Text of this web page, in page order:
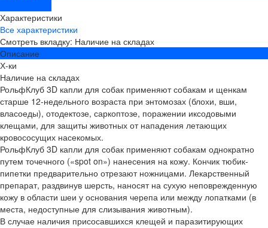
Характеристики
Все характеристики
Смотреть вкладку: Наличие на складах
Описание
Х-ки
Наличие на складах
РольфКлуб 3D капли для собак применяют собакам и щенкам
старше 12-недельного возраста при энтомозах (блохи, вши,
власоеды), отодектозе, саркоптозе, поражении иксодовыми
клещами, для защиты животных от нападения летающих
кровососущих насекомых.
РольфКлуб 3D капли для собак применяют собакам однократно
путем точечного («spot on») нанесения на кожу. Кончик тюбик-
пипетки предварительно отрезают ножницами. Лекарственный
препарат, раздвинув шерсть, наносят на сухую неповрежденную
кожу в области шеи у основания черепа или между лопатками (в
места, недоступные для слизывания животным).
В случае наличия присосавшихся клещей и паразитирующих